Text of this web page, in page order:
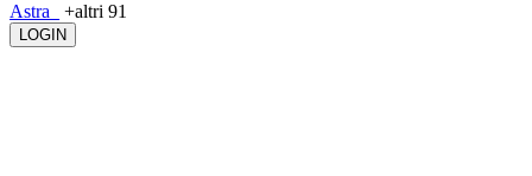
Astra_ +altri 91
LOGIN